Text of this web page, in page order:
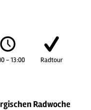
- 13:00 Radtour
Radwoche